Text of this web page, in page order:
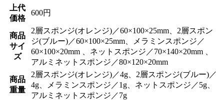
上代
価格
600円
商品
サイ
ズ
2層スポンジ(オレンジ)／60×100×25mm、2層スポン
ジ(ブルー)／60×100×25mm、メラミンスポンジ／
60×100×20mm 、ネットスポンジ／70×140×20mm 、
アルミネットスポンジ／80×120×20mm
商品
重量
2層スポンジ(オレンジ)／4g、2層スポンジ(ブルー)／
4g、メラミンスポンジ／1g、ネットスポンジ／5g、
アルミネットスポンジ／7g